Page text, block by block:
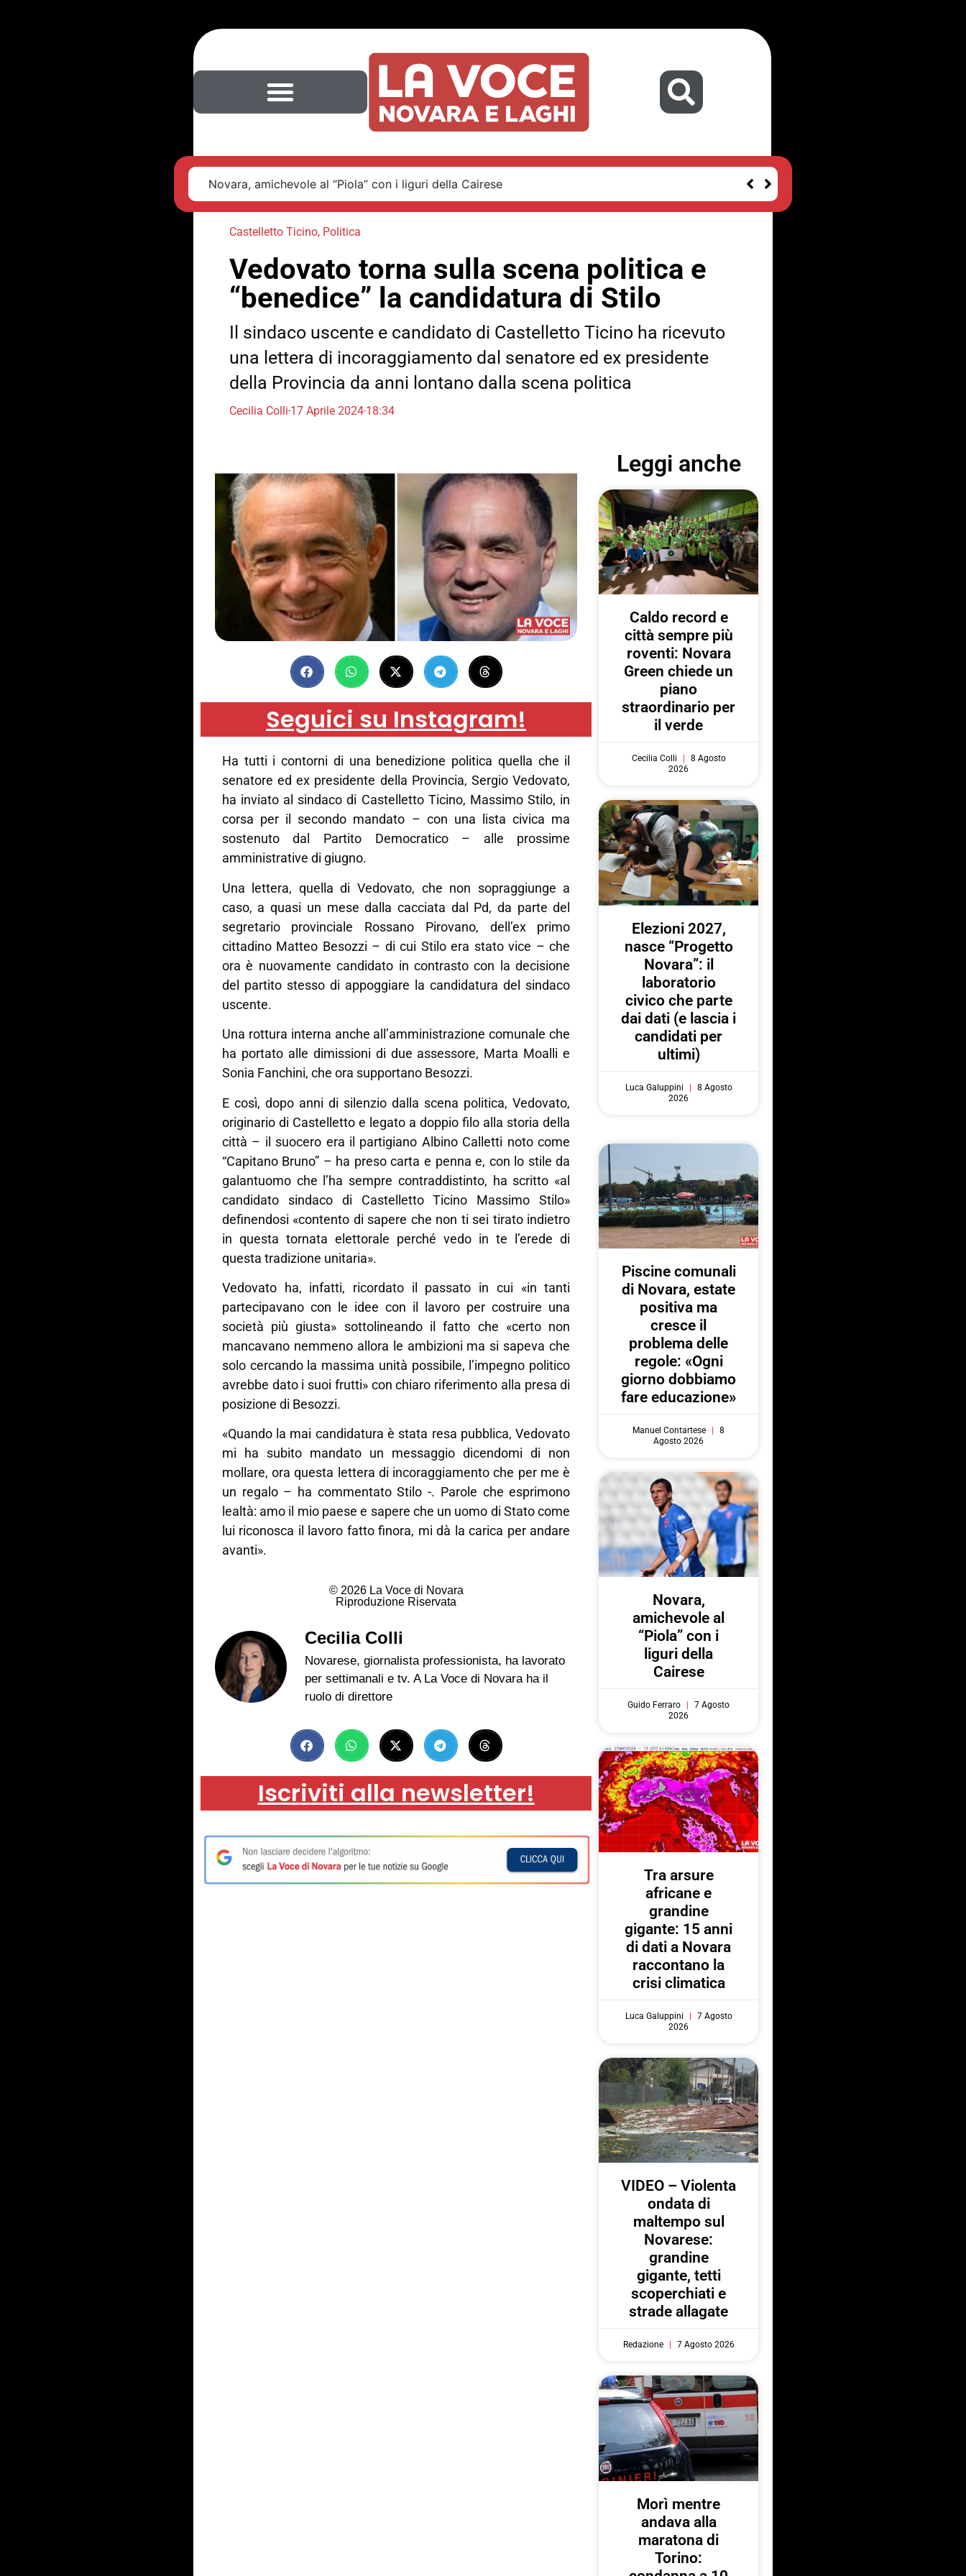
Novara, amichevole al “Piola” con i liguri della Cairese
Castelletto Ticino, Politica
Vedovato torna sulla scena politica e
“benedice” la candidatura di Stilo
Il sindaco uscente e candidato di Castelletto Ticino ha ricevuto
una lettera di incoraggiamento dal senatore ed ex presidente
della Provincia da anni lontano dalla scena politica
Cecilia Colli17 Aprile 202418:34
Seguici su Instagram!
Ha tutti i contorni di una benedizione politica quella che il
senatore ed ex presidente della Provincia, Sergio Vedovato,
ha inviato al sindaco di Castelletto Ticino, Massimo Stilo, in
corsa per il secondo mandato – con una lista civica ma
sostenuto dal Partito Democratico – alle prossime
amministrative di giugno.
Una lettera, quella di Vedovato, che non sopraggiunge a
caso, a quasi un mese dalla cacciata dal Pd, da parte del
segretario provinciale Rossano Pirovano, dell’ex primo
cittadino Matteo Besozzi – di cui Stilo era stato vice – che
ora è nuovamente candidato in contrasto con la decisione
del partito stesso di appoggiare la candidatura del sindaco
uscente.
Una rottura interna anche all’amministrazione comunale che
ha portato alle dimissioni di due assessore, Marta Moalli e
Sonia Fanchini, che ora supportano Besozzi.
E così, dopo anni di silenzio dalla scena politica, Vedovato,
originario di Castelletto e legato a doppio filo alla storia della
città – il suocero era il partigiano Albino Calletti noto come
“Capitano Bruno” – ha preso carta e penna e, con lo stile da
galantuomo che l’ha sempre contraddistinto, ha scritto «al
candidato sindaco di Castelletto Ticino Massimo Stilo»
definendosi «contento di sapere che non ti sei tirato indietro
in questa tornata elettorale perché vedo in te l’erede di
questa tradizione unitaria».
Vedovato ha, infatti, ricordato il passato in cui «in tanti
partecipavano con le idee con il lavoro per costruire una
società più giusta» sottolineando il fatto che «certo non
mancavano nemmeno allora le ambizioni ma si sapeva che
solo cercando la massima unità possibile, l’impegno politico
avrebbe dato i suoi frutti» con chiaro riferimento alla presa di
posizione di Besozzi.
«Quando la mai candidatura è stata resa pubblica, Vedovato
mi ha subito mandato un messaggio dicendomi di non
mollare, ora questa lettera di incoraggiamento che per me è
un regalo – ha commentato Stilo -. Parole che esprimono
lealtà: amo il mio paese e sapere che un uomo di Stato come
lui riconosca il lavoro fatto finora, mi dà la carica per andare
avanti».
© 2026 La Voce di Novara
Riproduzione Riservata
Cecilia Colli
Novarese, giornalista professionista, ha lavorato
per settimanali e tv. A La Voce di Novara ha il
ruolo di direttore
Iscriviti alla newsletter!
Leggi anche
Caldo record e
città sempre più
roventi: Novara
Green chiede un
piano
straordinario per
il verde
Cecilia Colli
8 Agosto
2026
Elezioni 2027,
nasce “Progetto
Novara”: il
laboratorio
civico che parte
dai dati (e lascia i
candidati per
ultimi)
Luca Galuppini
8 Agosto
2026
Piscine comunali
di Novara, estate
positiva ma
cresce il
problema delle
regole: «Ogni
giorno dobbiamo
fare educazione»
Manuel Contartese
8
Agosto 2026
Novara,
amichevole al
“Piola” con i
liguri della
Cairese
Guido Ferraro
7 Agosto
2026
Tra arsure
africane e
grandine
gigante: 15 anni
di dati a Novara
raccontano la
crisi climatica
Luca Galuppini
7 Agosto
2026
VIDEO – Violenta
ondata di
maltempo sul
Novarese:
grandine
gigante, tetti
scoperchiati e
strade allagate
Redazione 7 Agosto 2026
Morì mentre
andava alla
maratona di
Torino: